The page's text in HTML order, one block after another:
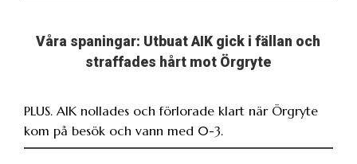
Våra spaningar: Utbuat AIK gick i fällan och
straffades hårt mot Örgryte
PLUS. AIK nollades och förlorade klart när Örgryte
kom på besök och vann med 0-3.